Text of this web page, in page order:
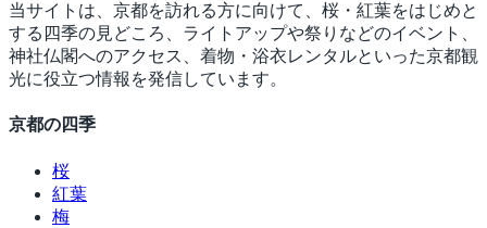
当サイトは、京都を訪れる方に向けて、桜・紅葉をはじめと
する四季の見どころ、ライトアップや祭りなどのイベント、
神社仏閣へのアクセス、着物・浴衣レンタルといった京都観
光に役立つ情報を発信しています。
京都の四季
桜
紅葉
梅